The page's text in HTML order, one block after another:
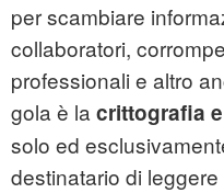
per scambiare
collaboratori,
professionali e altro
gola è la crittografia
solo ed
destinatario di